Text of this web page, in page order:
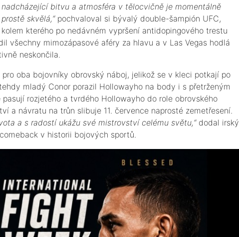
nadcházející bitvu a atmosféra v tělocvičně je momentálně
prostě skvělá,“pochvaloval si bývalý double-šampión UFC,
kolem kterého po nedávném vypršení antidopingového trestu
všechny mimozápasové aféry za hlavu a v Las Vegas hodlá
neskončila.
oba bojovníky obrovský náboj, jelikož se v kleci potkají po
mladý Conor porazil Hollowayho na body i s přetrženým
rozjetého a tvrdého Hollowayho do role obrovského
a návratu na trůn slibuje 11. července naprosté zemetřesení.
a s radostí ukážu své mistrovství celému světu,“dodal irský
v historii bojových sportů.